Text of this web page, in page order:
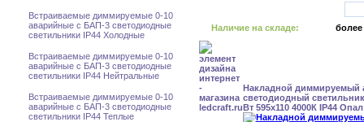
Встраиваемые диммируемые 0-10
аварийные с БАП-3 светодиодные
светильники IP44 Холодные
Встраиваемые диммируемые 0-10
аварийные с БАП-3 светодиодные
светильники IP44 Нейтральные
Встраиваемые диммируемые 0-10
аварийные с БАП-3 светодиодные
светильники IP44 Теплые
Наличие на складе: более
Накладной диммируемый
светодиодный
Вт 595x110 4000К IP44 Опал